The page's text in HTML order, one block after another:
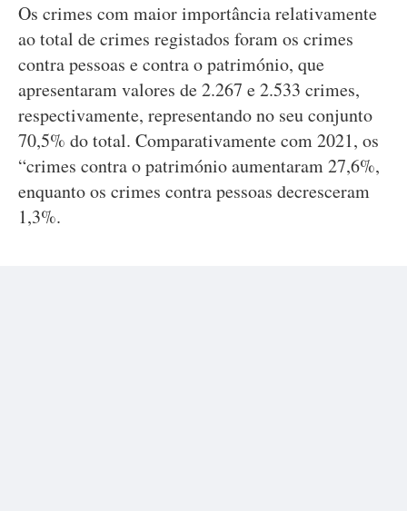
Os crimes com maior importância relativamente
ao total de crimes registados foram os crimes
contra pessoas e contra o património, que
apresentaram valores de 2.267 e 2.533 crimes,
respectivamente, representando no seu conjunto
70,5% do total. Comparativamente com 2021, os
“crimes contra o património aumentaram 27,6%,
enquanto os crimes contra pessoas decresceram
1,3%.